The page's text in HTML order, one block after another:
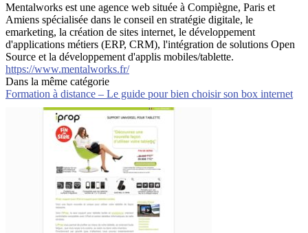
Mentalworks est une agence web située à Compiègne, Paris et
Amiens spécialisée dans le conseil en stratégie digitale, le
emarketing, la création de sites internet, le développement
d'applications métiers (ERP, CRM), l'intégration de solutions Open
Source et la développement d'applis mobiles/tablette.
https://www.mentalworks.fr/
Dans la même catégorie
Formation à distance – Le guide pour bien choisir son box internet